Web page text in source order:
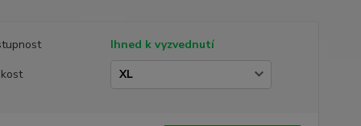
Ihned k vyzvednutí